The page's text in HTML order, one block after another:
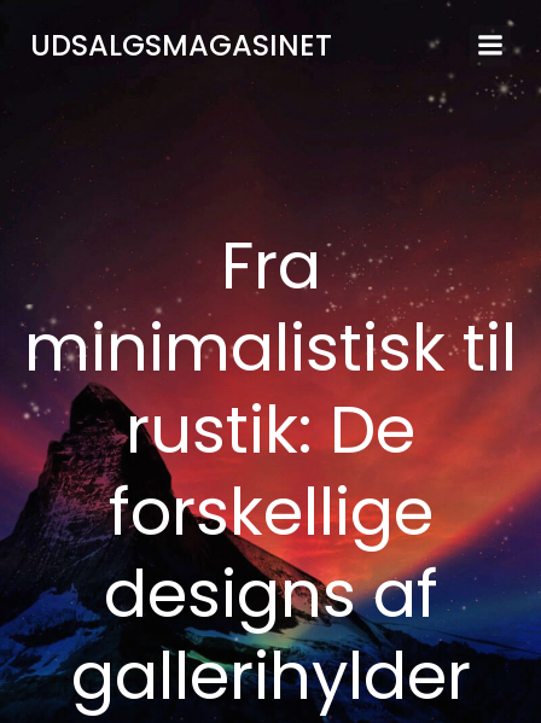
til
UDSALGSMAGASINET
Fra
minimalistisk til
rustik: De
forskellige
designs af
gallerihylder